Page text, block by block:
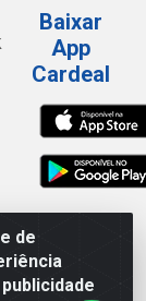
de
Baixar
App
Cardeal
582 - Alto
- CNPJ